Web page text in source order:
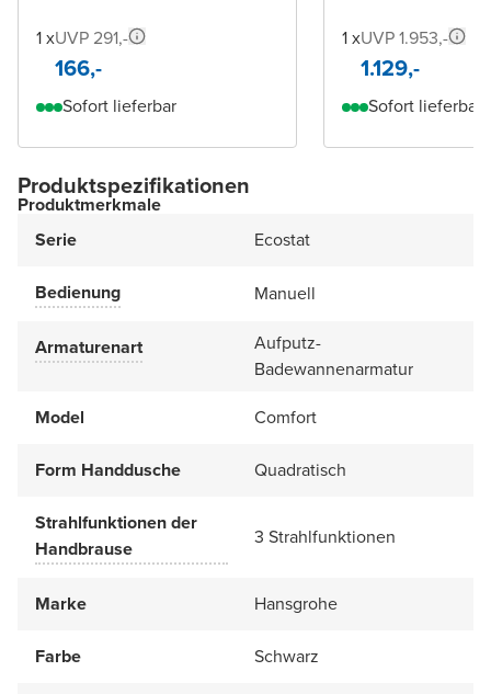
1 xUVP 291,-
166,-
Sofort lieferbar
1 xUVP 1.953,-
1.129,-
Sofort lieferbar
Produktspezifikationen
Produktmerkmale
Serie
Ecostat
Bedienung Manuell
Armaturenart
Aufputz-
Badewannenarmatur
Model
Comfort
Form Handdusche Quadratisch
Strahlfunktionen der
Handbrause
3 Strahlfunktionen
Marke Hansgrohe
Farbe Schwarz